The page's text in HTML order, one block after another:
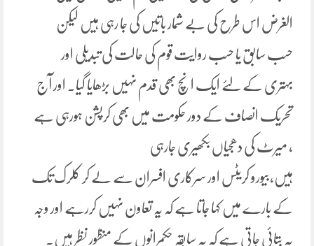
الغرض اس طرح کی بے شمار باتیں کی جا رہی ہیں لیکن
حسب سابق یا حسب روایت قوم کی حالت کی تبدیلی اور
بہتری کے لئے ایک انچ بھی قدم نہیں بڑھایا گیا۔ اور آج
تحریک انصاف کے دور حکومت میں بھی کرپشن ہورہی ہے
، میرٹ کی دھجیاں بکھیری جارہی
ہیں،بیورو کریٹس اور سرکاری افسران سے لے کر کلرک تک
کے بارے میں کہا جاتا ہے کہ یہ تعاون نہیں کررہے اور وجہ
یہ بتائی جاتی ہے کہ یہ سابقہ حکمرانوں کے منظور نظر ہیں۔